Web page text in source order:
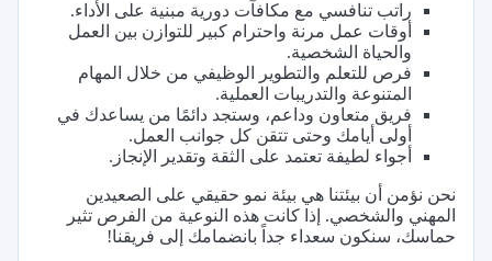
راتب تنافسي مع مكافآت دورية مبنية على الأداء.
أوقات عمل مرنة واحترام كبير للتوازن بين العمل
والحياة الشخصية.
فرص للتعلم والتطوير الوظيفي من خلال المهام
المتنوعة والتدريبات العملية.
فريق متعاون وداعم، وستجد دائمًا من يساعدك في
أولى أيامك وحتى تتقن كل جوانب العمل.
أجواء لطيفة تعتمد على الثقة وتقدير الإنجاز.
نحن نؤمن أن بيئتنا هي بيئة نمو حقيقي على الصعيدين
المهني والشخصي. إذا كانت هذه النوعية من الفرص تثير
حماسك، سنكون سعداء جداً بانضمامك إلى فريقنا!